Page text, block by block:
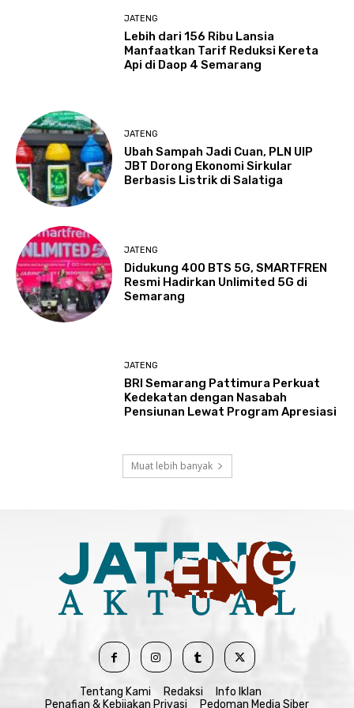
JATENG
Lebih dari 156 Ribu Lansia
Manfaatkan Tarif Reduksi Kereta
Api di Daop 4 Semarang
JATENG
Ubah Sampah Jadi Cuan, PLN UIP
JBT Dorong Ekonomi Sirkular
Berbasis Listrik di Salatiga
JATENG
Didukung 400 BTS 5G, SMARTFREN
Resmi Hadirkan Unlimited 5G di
Semarang
JATENG
BRI Semarang Pattimura Perkuat
Kedekatan dengan Nasabah
Pensiunan Lewat Program Apresiasi
Muat lebih banyak
Tentang Kami Redaksi
Info Iklan
Penafian & Kebijakan Privasi
Pedoman Media Siber